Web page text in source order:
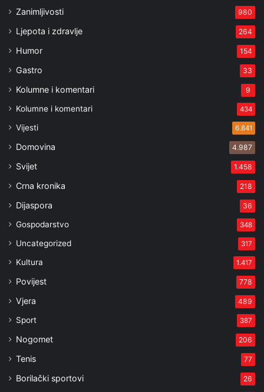
Zanimljivosti 980
Ljepota i zdravlje 264
Humor 154
Gastro 33
Kolumne i komentari 9
Kolumne i komentari 434
Vijesti 6.841
Domovina 4.987
Svijet 1.458
Crna kronika 218
Dijaspora 36
Gospodarstvo 348
Uncategorized 317
Kultura 1.417
Povijest 778
Vjera 489
Sport 387
Nogomet 206
Tenis 77
Borilački sportovi 26